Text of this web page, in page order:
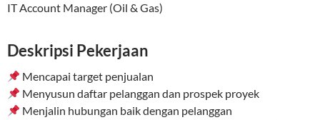
IT Account Manager (Oil & Gas)
Deskripsi Pekerjaan
Mencapai target penjualan
Menyusun daftar pelanggan dan prospek proyek
Menjalin hubungan baik dengan pelanggan